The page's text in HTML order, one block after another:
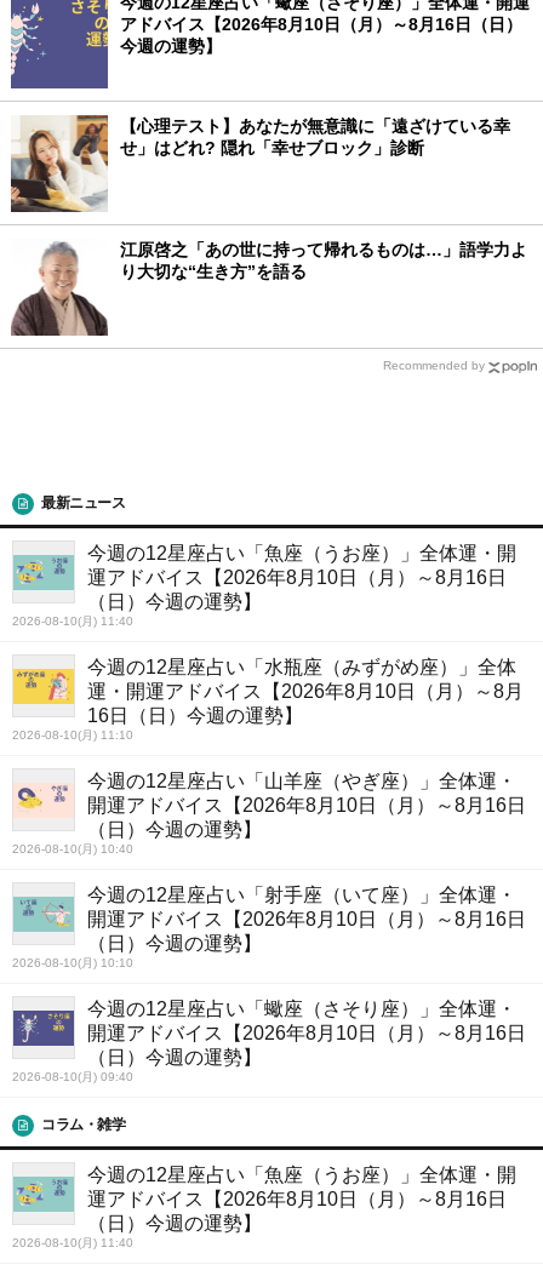
アドバイス【2026年8月10日（月）～8月16日（日）
今週の運勢】
【心理テスト】あなたが無意識に「遠ざけている幸
せ」はどれ? 隠れ「幸せブロック」診断
江原啓之「あの世に持って帰れるものは…」語学力よ
り大切な“生き方”を語る
Recommended by
最新ニュース
今週の12星座占い「魚座（うお座）」全体運・開
運アドバイス【2026年8月10日（月）～8月16日
（日）今週の運勢】
2026-08-10(月) 11:40
今週の12星座占い「水瓶座（みずがめ座）」全体
運・開運アドバイス【2026年8月10日（月）～8月
16日（日）今週の運勢】
2026-08-10(月) 11:10
今週の12星座占い「山羊座（やぎ座）」全体運・
開運アドバイス【2026年8月10日（月）～8月16日
（日）今週の運勢】
2026-08-10(月) 10:40
今週の12星座占い「射手座（いて座）」全体運・
開運アドバイス【2026年8月10日（月）～8月16日
（日）今週の運勢】
2026-08-10(月) 10:10
今週の12星座占い「蠍座（さそり座）」全体運・
開運アドバイス【2026年8月10日（月）～8月16日
（日）今週の運勢】
2026-08-10(月) 09:40
コラム・雑学
今週の12星座占い「魚座（うお座）」全体運・開
運アドバイス【2026年8月10日（月）～8月16日
（日）今週の運勢】
2026-08-10(月) 11:40